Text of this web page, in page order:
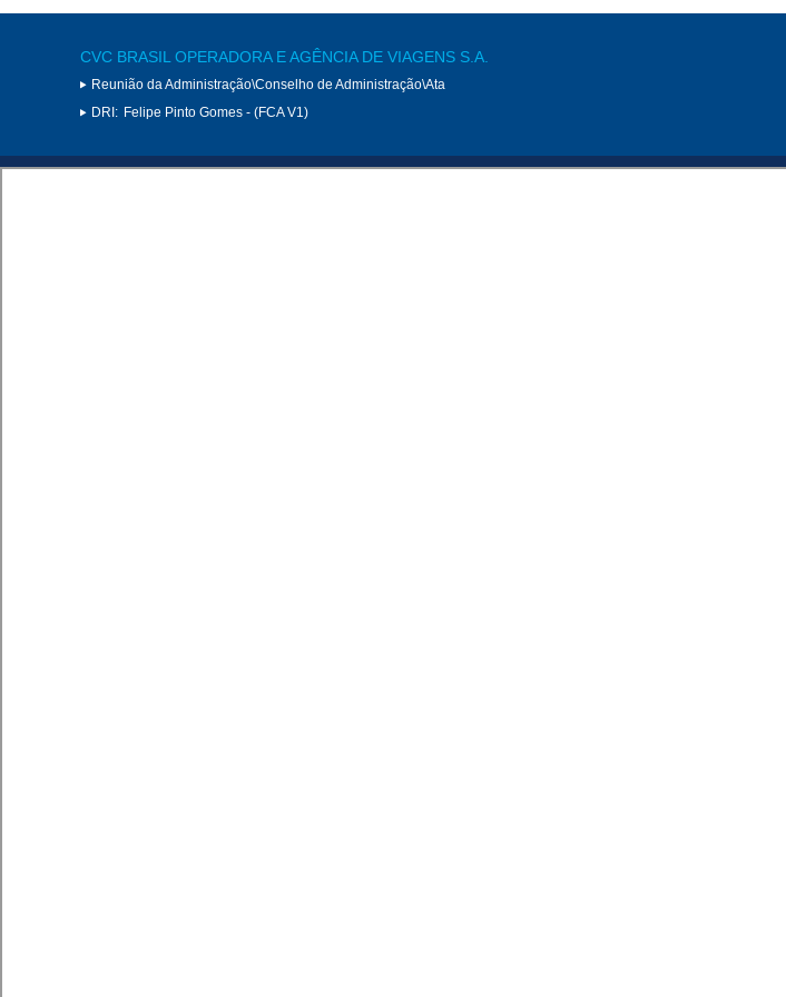
CVC BRASIL OPERADORA E AGÊNCIA DE VIAGENS S.A.
Reunião da Administração\Conselho de Administração\Ata
DRI: Felipe Pinto Gomes - (FCA V1)